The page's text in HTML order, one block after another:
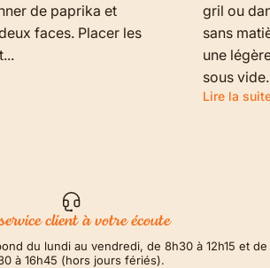
de paprika et
faces. Placer les
gril ou
sans
une
sous vide.
Lire la
client à votre écoute
du lundi au vendredi, de 8h30 à 12h15 et de
à 16h45 (hors jours fériés).